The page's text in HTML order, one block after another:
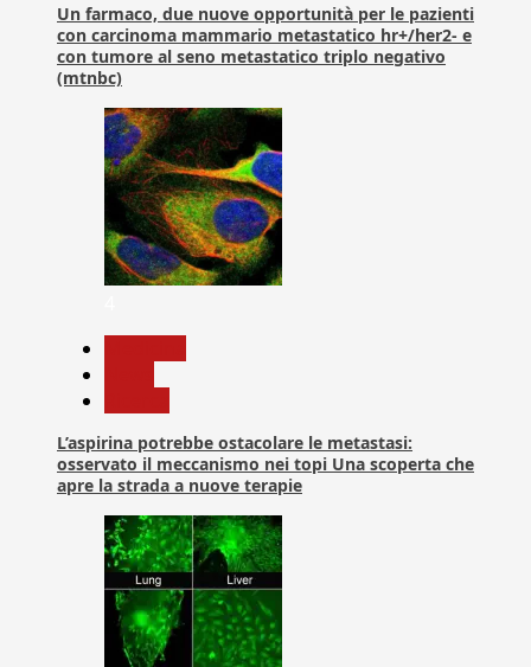
Un farmaco, due nuove opportunità per le pazienti
con carcinoma mammario metastatico hr+/her2- e
con tumore al seno metastatico triplo negativo
(mtnbc)
L’aspirina potrebbe ostacolare le metastasi:
osservato il meccanismo nei topi Una scoperta che
apre la strada a nuove terapie